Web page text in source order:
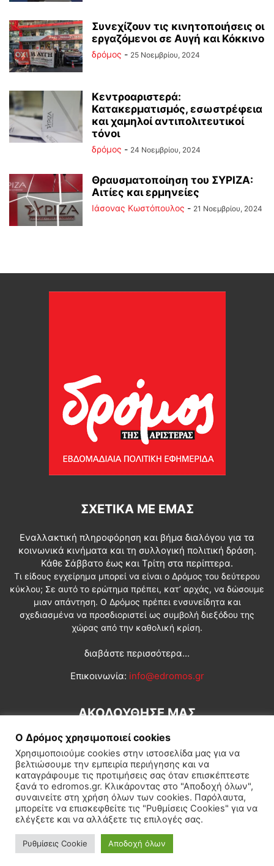
Συνεχίζουν τις κινητοποιήσεις οι
εργαζόμενοι σε Αυγή και Κόκκινο
δρόμος - 25 Νοεμβρίου, 2024
Κεντροαριστερά:
Κατακερματισμός, εσωστρέφεια
και χαμηλοί αντιπολιτευτικοί
τόνοι
δρόμος - 24 Νοεμβρίου, 2024
Θραυσματοποίηση του ΣΥΡΙΖΑ:
Αιτίες και ερμηνείες
Ιάσονας Κωστόπουλος - 21 Νοεμβρίου, 2024
ΣΧΕΤΙΚΆ ΜΕ ΕΜΆΣ
Εναλλακτική πληροφόρηση και βήμα διαλόγου για τα
κοινωνικά κινήματα και τη συλλογική πολιτική δράση.
Κάθε Σάββατο έως και Τρίτη στα περίπτερα.
Τι είδους εγχείρημα μπορεί να είναι ο Δρόμος του δεύτερου
κύκλου; Σε αυτό το ερώτημα πρέπει, κατ’ αρχάς, να δώσουμε
μιαν απάντηση. Ο Δρόμος πρέπει ενσυνείδητα και
σχεδιασμένα να προσδιοριστεί ως συμβολή διεξόδου της
χώρας από την καθολική κρίση.
διαβάστε περισσότερα...
Επικοινωνία: info@edromos.gr
ΑΚΟΛΟΥΘΗΣΕ ΜΑΣ
Εγγραφή συνδρομητή Πολιτική Διεθνή Κοινωνία
Πολιτισμός Αφιερώματα
© Δρόμος της Αριστεράς
Ο Δρόμος χρησιμοποιεί cookies
Χρησιμοποιούμε cookies στην ιστοσελίδα μας για να
βελτιώσουμε την εμπειρία περιήγησης και να
καταγράφουμε τις προτιμήσεις σας όταν επισκέπτεστε
ξανά το edromos.gr. Κλικάροντας στο "Αποδοχή όλων",
συναινείτε στη χρήση όλων των cookies. Παρόλαυτα,
μπορείτε να επισκεφθείτε τις "Ρυθμίσεις Cookies" για να
ελέγξετε και να αλλάξετε τις επιλογές σας.
Ρυθμίσεις Cookie Αποδοχή όλων